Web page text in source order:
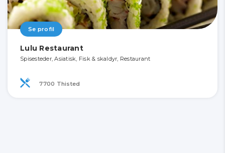
Se profil
Lulu Restaurant
Spisesteder, Asiatisk, Fisk & skaldyr, Restaurant
7700 Thisted